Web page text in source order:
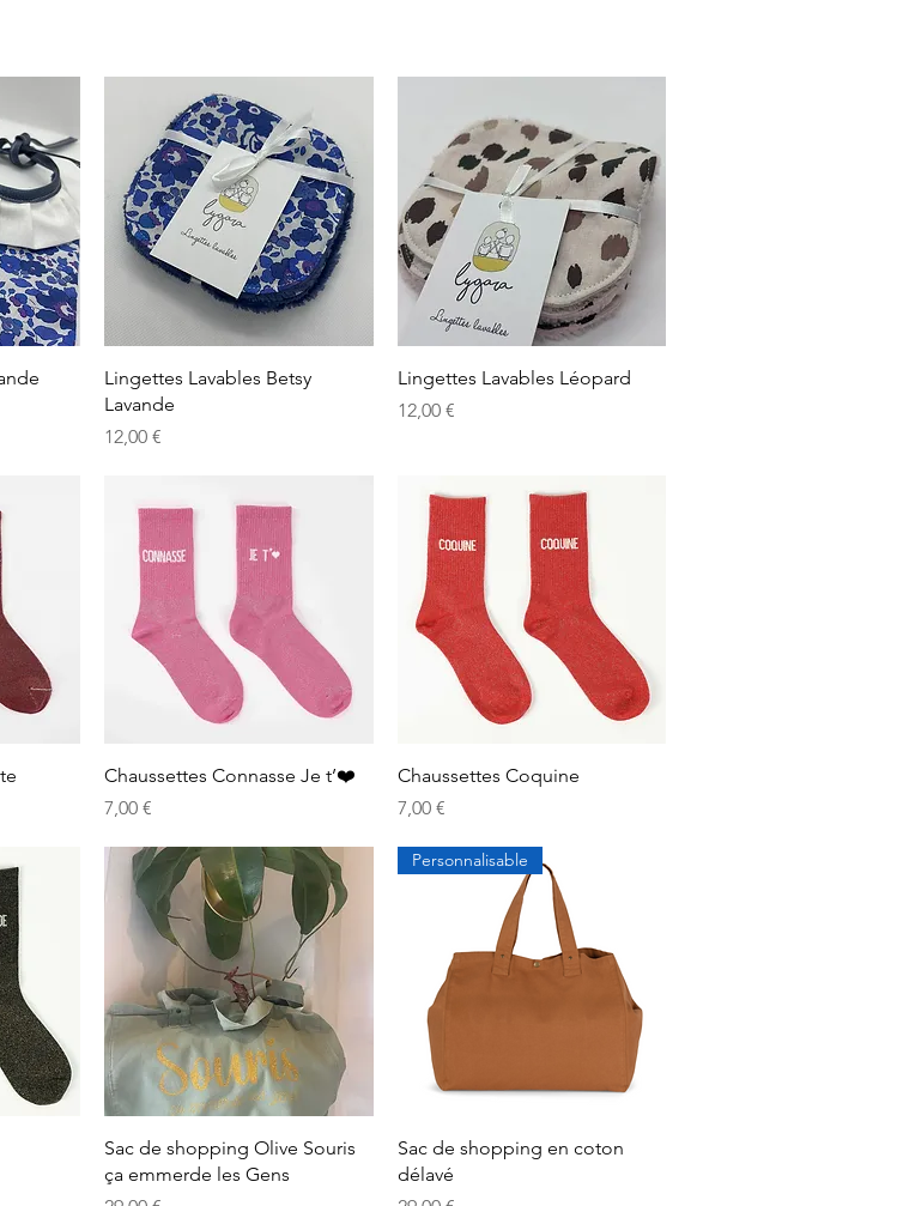
Aperçu rapide
Lingettes Lavables Betsy
Lavande
Prix
12,00 €
Aperçu rapide
Lingettes Lavables Léopard
Prix
12,00 €
Aperçu rapide
Chaussettes Connasse Je t’❤️
Prix
7,00 €
Aperçu rapide
Chaussettes Coquine
Prix
7,00 €
Aperçu rapide
Sac de shopping Olive Souris
ça emmerde les Gens
Aperçu rapide
Personnalisable
Sac de shopping en coton
délavé